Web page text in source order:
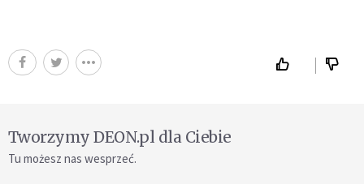
Tworzymy DEON.pl dla Ciebie
Tu możesz nas wesprzeć.